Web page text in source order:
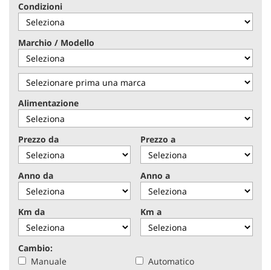
Condizioni
Marchio / Modello
Alimentazione
Prezzo da Prezzo a
Anno da Anno a
Km da Km a
Cambio:
Manuale
Automatico
alle
tecnologie
di
tracciamento
che
adottiamo
per
offrire
le
funzionalità
e
svolgere
attività
di
seguito
descritte.
Per
ottenere
maggiori
informazioni
sull'utilità